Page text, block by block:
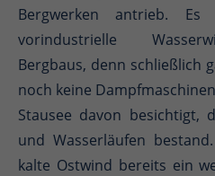
Bergwerken antrieb.
vorindustrielle
Bergbaus, denn schließlich
noch keine
Stausee davon besichtigt,
und Wasserläufen
kalte Ostwind bereits ein